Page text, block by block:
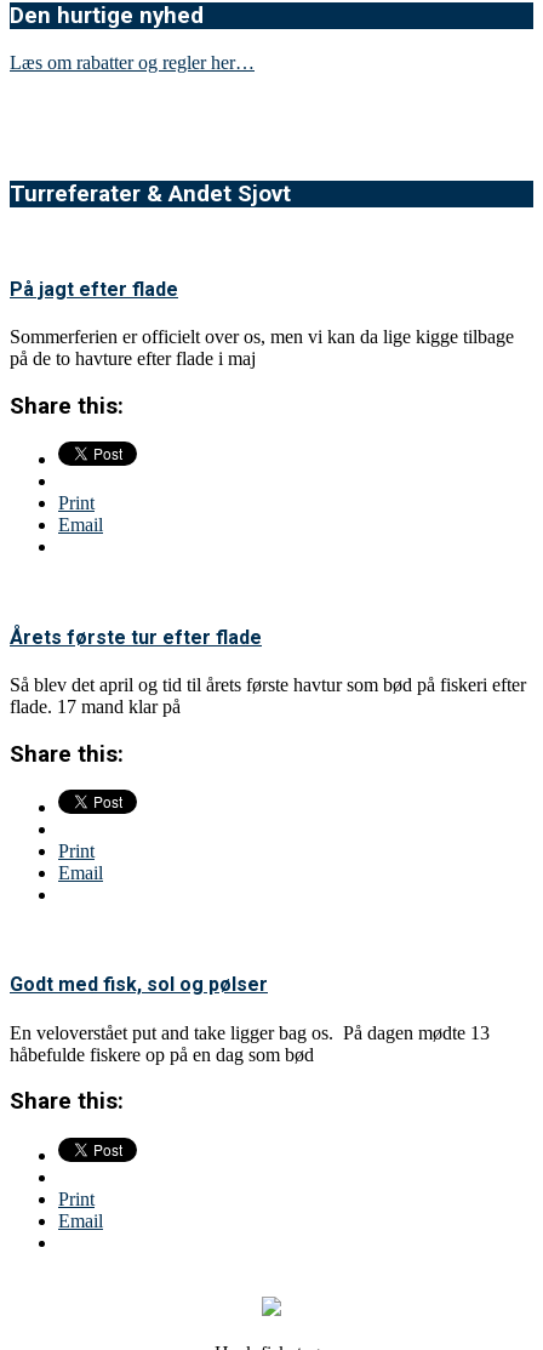
Den hurtige nyhed
Læs om rabatter og regler her…
Turreferater & Andet Sjovt
På jagt efter flade
Sommerferien er officielt over os, men vi kan da lige kigge tilbage
på de to havture efter flade i maj
Share this:
Print
Email
Årets første tur efter flade
Så blev det april og tid til årets første havtur som bød på fiskeri efter
flade. 17 mand klar på
Share this:
Print
Email
Godt med fisk, sol og pølser
En veloverstået put and take ligger bag os. På dagen mødte 13
håbefulde fiskere op på en dag som bød
Share this:
Print
Email